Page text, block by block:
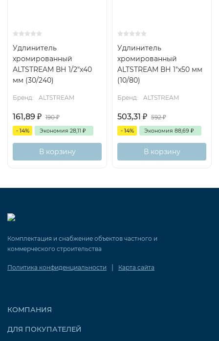
Удлинитель
хромированный
ALTSTREAM ВН 1/2"x40
мм (30/240)
Бренд: ALTSTREAM
161,89 ₽ 190₽
- 14% Экономия 28,11 ₽
В корзину
Удлинитель
хромированный
ALTSTREAM ВН 1"x50 мм
(10/80)
Бренд: ALTSTREAM
503,31 ₽ 592₽
- 14% Экономия 88,69 ₽
В корзину
Комплектация и снабжение объектов частного и
коммерческого строительства
Политика конфиденциальности | Карта сайта
КОМПАНИЯ
ДЛЯ ПОКУПАТЕЛЕЙ